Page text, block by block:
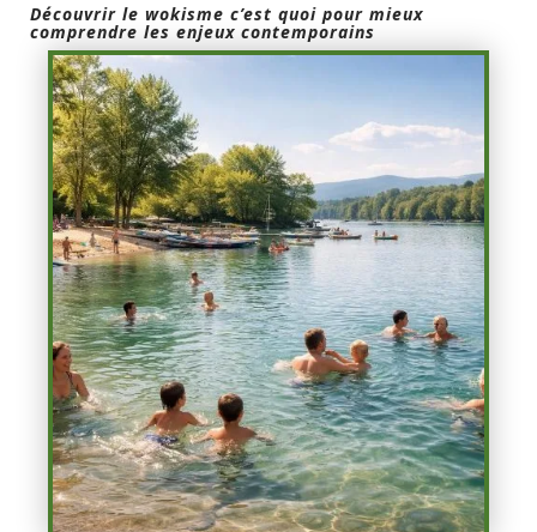
Découvrir le wokisme c’est quoi pour mieux
comprendre les enjeux contemporains